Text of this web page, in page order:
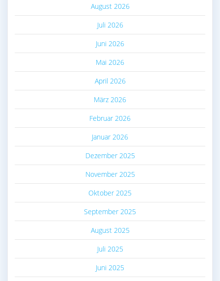
August 2026
Juli 2026
Juni 2026
Mai 2026
April 2026
März 2026
Februar 2026
Januar 2026
Dezember 2025
November 2025
Oktober 2025
September 2025
August 2025
Juli 2025
Juni 2025